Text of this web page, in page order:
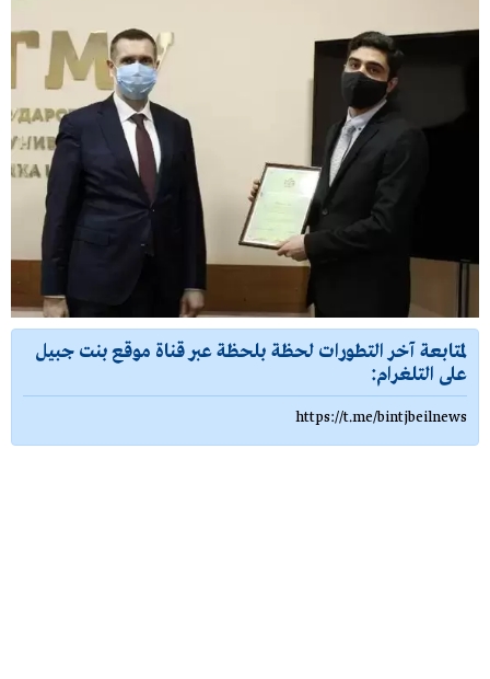
لمتابعة آخر التطورات لحظة بلحظة عبر قناة موقع بنت جبيل
على التلغرام:
https://t.me/bintjbeilnews